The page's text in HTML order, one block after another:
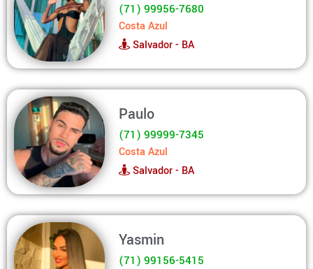
(71) 99956-7680
Costa Azul
Salvador - BA
Paulo
(71) 99999-7345
Costa Azul
Salvador - BA
Yasmin
(71) 99156-5415